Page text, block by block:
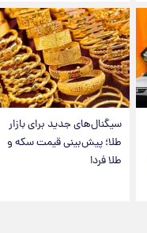
سیگنال‌های جدید برای بازار
طلا؛ پیش‌بینی قیمت سکه و
طلا فردا